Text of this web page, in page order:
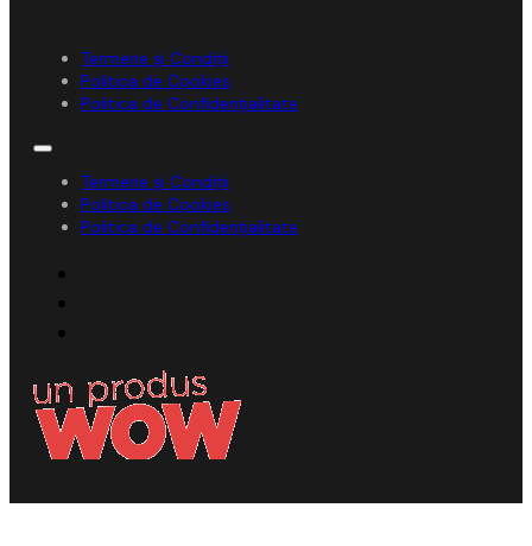
Termene și Condiții
Politica de Cookies
Politica de Confidențialitate
Termene și Condiții
Politica de Cookies
Politica de Confidențialitate